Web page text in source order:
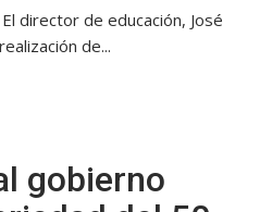
director de educación, José
de...
gobierno